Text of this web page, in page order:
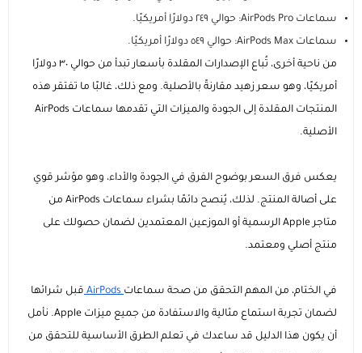
سماعات AirPods Pro: حوالي ٢٤٩ دولارًا أمريكيًا.
سماعات AirPods Max: حوالي ٥٤٩ دولارًا أمريكيًا.
من ناحية أخرى، تُباع الإصدارات المقلدة بأسعار تبدأ من حوالي ٣٠ دولارًا
أمريكيًا، وهو سعر زهيد مقارنةً بالأصلية. ومع ذلك، غالبًا ما تفتقر هذه
المنتجات المقلدة إلى الجودة والميزات التي تقدمها سماعات AirPods
الأصلية.
يعكس فرق السعر بوضوح الفرق في الجودة والأداء، وهو مؤشر قوي
على أصالة المنتج. لذلك، يُنصح دائمًا بشراء سماعات AirPods من
متاجر Apple الرسمية أو الموزعين المعتمدين لضمان حصولك على
منتج أصلي ومعتمد.
في الختام، من المهم التحقق من صحة سماعاتAirPods
قبل شرائها
لضمان تجربة استماع مثالية والاستفادة من جميع ميزات Apple. نأمل
أن يكون هذا الدليل قد ساعدك في تعلم الطرق الأساسية للتحقق من